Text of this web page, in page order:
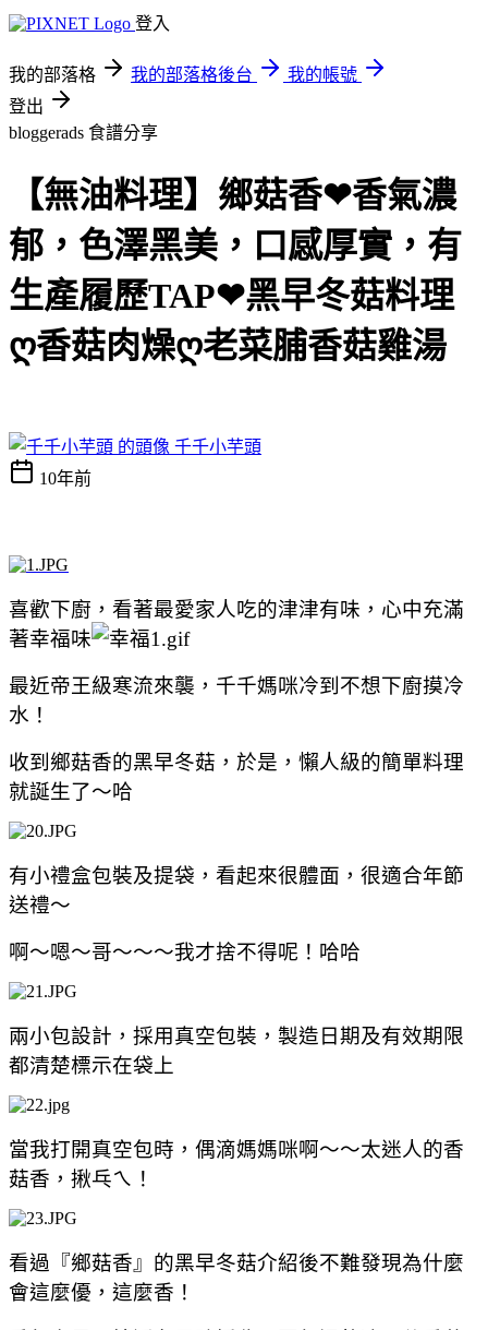
登入
我的部落格 我的部落格後台
我的帳號
登出
bloggerads 食譜分享
【無油料理】鄉菇香❤香氣濃
郁，色澤黑美，口感厚實，有
生產履歷TAP❤黑早冬菇料理
ღ香菇肉燥ღ老菜脯香菇雞湯
千千小芋頭
10年前
喜歡下廚，看著最愛家人吃的津津有味，心中充滿
著幸福味
最近帝王級寒流來襲，千千媽咪冷到不想下廚摸冷
水！
收到 鄉菇香的黑早冬菇， 於是，懶人級的簡單料理
就誕生了～哈
有小禮盒包裝及提袋，看起來很體面，很適合年節
送禮～
啊～嗯～哥～～～我才捨不得呢！哈哈
兩小包設計，採用真空包裝，製造日期及有效期限
都清楚標示在袋上
當我打開真空包時，偶滴媽媽咪啊～～太迷人的香
菇香，揪乓ㄟ！
看過『鄉菇香』的黑早冬菇介紹後不難發現為什麼
會這麼優，這麼香！